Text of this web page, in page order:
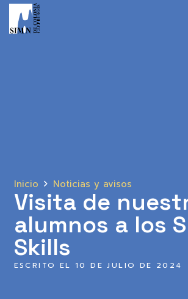
Inicio Noticias y avisos
Visita de
alumnos a los
Skills
ESCRITO EL 10 DE JULIO DE 2024